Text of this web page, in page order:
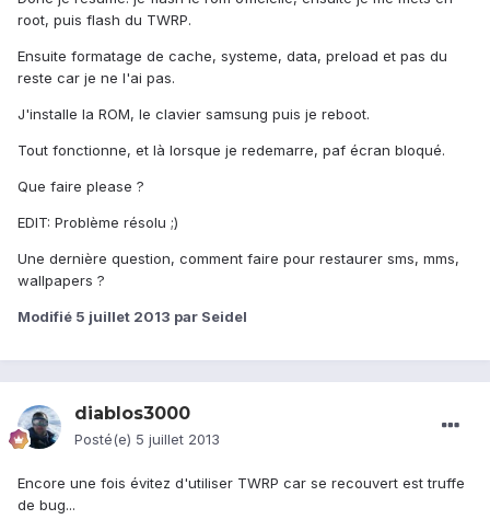
root, puis flash du TWRP.
Ensuite formatage de cache, systeme, data, preload et pas du
reste car je ne l'ai pas.
J'installe la ROM, le clavier samsung puis je reboot.
Tout fonctionne, et là lorsque je redemarre, paf écran bloqué.
Que faire please ?
EDIT: Problème résolu ;)
Une dernière question, comment faire pour restaurer sms, mms,
wallpapers ?
Modifié 5 juillet 2013 par Seidel
diablos3000
Posté(e) 5 juillet 2013
Encore une fois évitez d'utiliser TWRP car se recouvert est truffe
de bug...